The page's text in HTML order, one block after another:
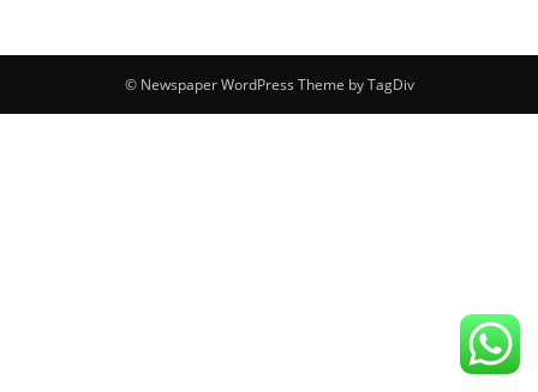
© Newspaper WordPress Theme by TagDiv